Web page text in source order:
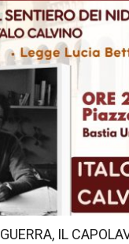
IL